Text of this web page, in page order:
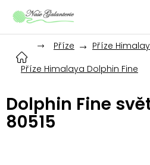
Příze
Příze
Příze Himalaya Dolphin Fine
Dolphin Fine
80515